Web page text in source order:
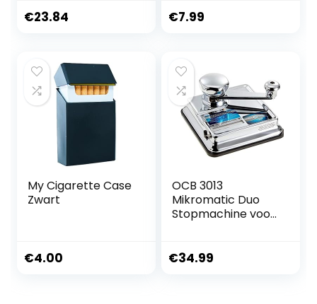
Eenheid Aluminium
€23.84
Cigarettes Pocket
€7.99
My Cigarette Case
Zwart
€4.00
OCB 3013
Mikromatic Duo
Stopmachine voor
chroom
€34.99